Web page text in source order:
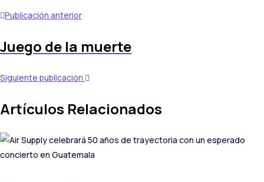
Publicación anterior
Juego de la muerte
Siguiente publicación
Artículos Relacionados